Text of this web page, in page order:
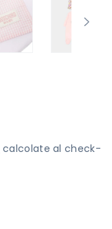
calcolate al check-